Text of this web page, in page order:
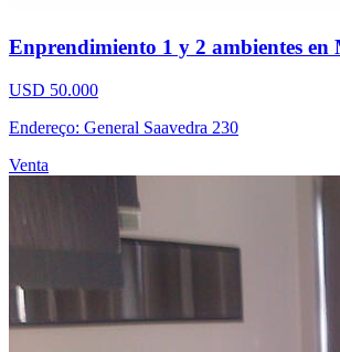
Enprendimiento 1 y 2 ambientes en
USD 50.000
Endereço: General Saavedra 230
Venta